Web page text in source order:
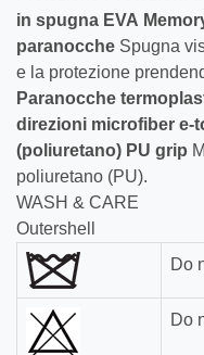
in spugna EVA
paranocche Spugna
e la protezione
Paranocche
direzioni microfiber e-
(poliuretano) PU grip
poliuretano (PU).
WASH & CARE
Outershell
Do
Do